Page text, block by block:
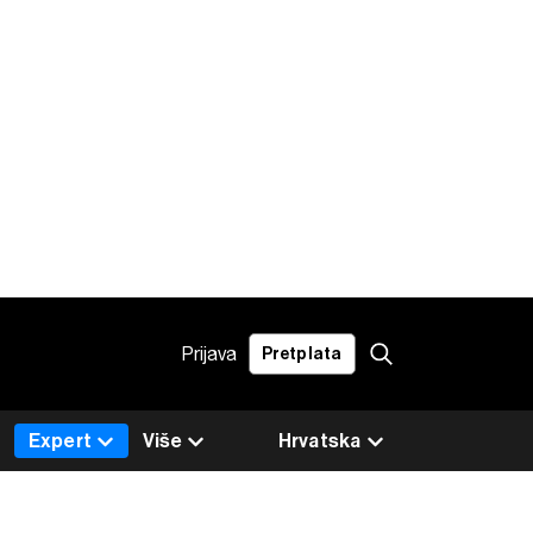
Prijava Pretplata
Hrvatska
Expert Više